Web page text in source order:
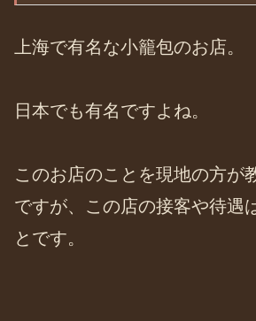
上海で有名な小籠包のお店。
日本でも有名ですよね。
このお店のことを現地の方が
ですが、この店の接客や待遇
とです。